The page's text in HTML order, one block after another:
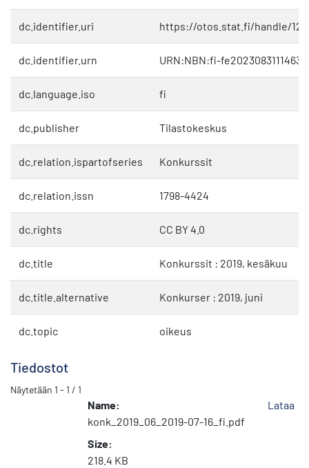
dc.identifier.uri https://otos.stat.fi/handle/
dc.identifier.urn URN:NBN:fi-fe20230831114638
dc.language.iso fi
dc.publisher Tilastokeskus
dc.relation.ispartofseries Konkurssit
dc.relation.issn 1798-4424
dc.rights CC BY 4.0
dc.title Konkurssit : 2019, kesäkuu
dc.title.alternative Konkurser : 2019, juni
dc.topic oikeus
Tiedostot
Näytetään 1 - 1 / 1
Name:
konk_2019_06_2019-07-16_fi.pdf
Size:
218.4 KB
Lataa